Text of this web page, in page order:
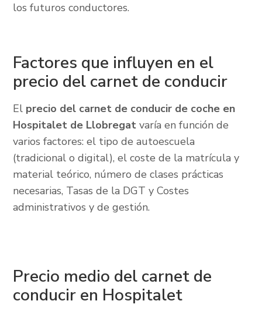
los futuros conductores.
Factores que influyen en el
precio del carnet de conducir
El precio del carnet de conducir de coche en
Hospitalet de Llobregat varía en función de
varios factores: el tipo de autoescuela
(tradicional o digital), el coste de la matrícula y
material teórico, número de clases prácticas
necesarias, Tasas de la DGT y Costes
administrativos y de gestión.
Precio medio del carnet de
conducir en Hospitalet